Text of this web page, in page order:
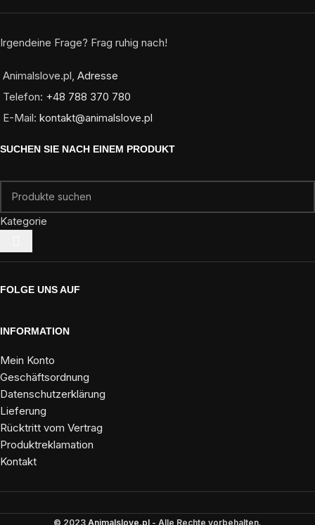
Irgendeine Frage? Frag ruhig nach!
Animalslove.pl, Adresse
Telefon: +48 788 370 780
E-Mail: kontakt@animalslove.pl
SUCHEN SIE NACH EINEM PRODUKT
Kategorie
FOLGE UNS AUF
INFORMATION
Mein Konto
Geschäftsordnung
Datenschutzerklärung
Lieferung
Rücktritt vom Vertrag
Produktreklamation
Kontakt
© 2023 Animalslove.pl - Alle Rechte vorbehalten.